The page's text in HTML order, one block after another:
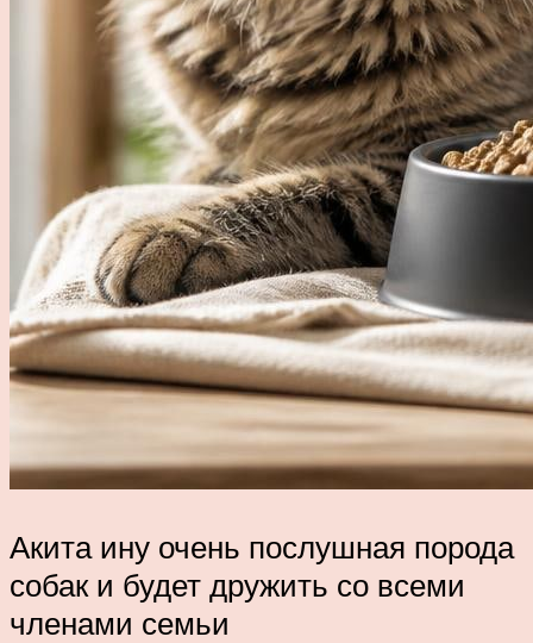
Акита ину очень послушная порода
собак и будет дружить со всеми
членами семьи